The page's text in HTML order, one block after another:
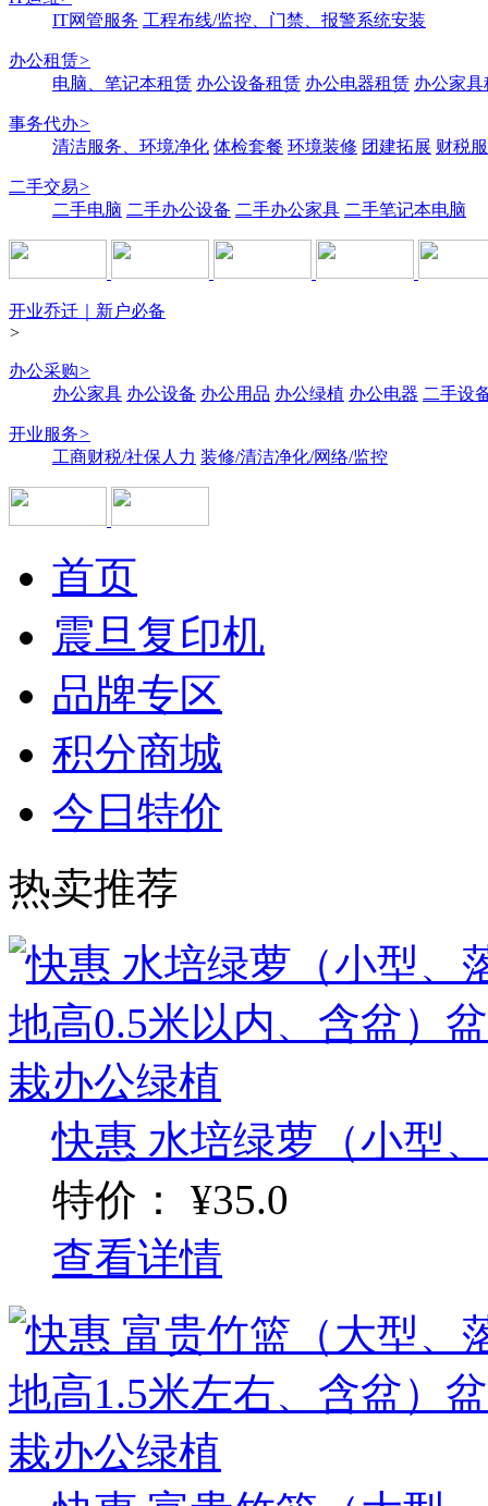
IT网管服务 工程布线/监控、门禁、报警系统安装
办公租赁>
电脑、笔记本租赁 办公设备租赁 办公电器租赁 办公家具
事务代办>
清洁服务、环境净化 体检套餐 环境装修 团建拓展 财税
二手交易>
二手电脑 二手办公设备 二手办公家具 二手笔记本电脑
开业乔迁｜新户必备
>
办公采购>
办公家具 办公设备 办公用品 办公绿植 办公电器 二手设
开业服务>
工商财税/社保人力 装修/清洁净化/网络/监控
首页
震旦复印机
品牌专区
积分商城
今日特价
热卖推荐
快惠 水培绿萝（小型
特价：
¥35.0
查看详情